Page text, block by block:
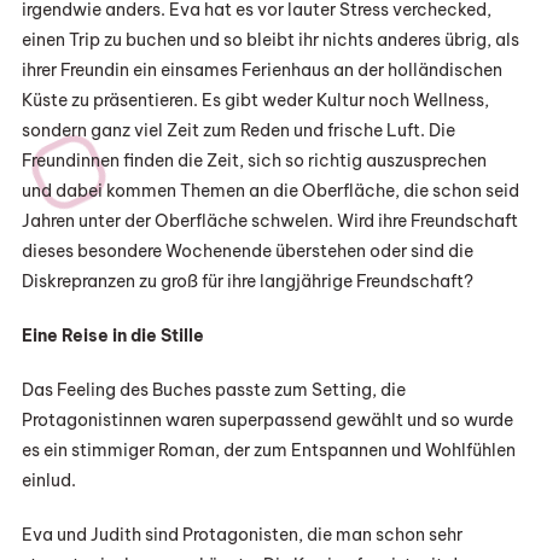
irgendwie anders. Eva hat es vor lauter Stress verchecked,
einen Trip zu buchen und so bleibt ihr nichts anderes übrig, als
ihrer Freundin ein einsames Ferienhaus an der holländischen
Küste zu präsentieren. Es gibt weder Kultur noch Wellness,
sondern ganz viel Zeit zum Reden und frische Luft. Die
Freundinnen finden die Zeit, sich so richtig auszusprechen
und dabei kommen Themen an die Oberfläche, die schon seid
Jahren unter der Oberfläche schwelen. Wird ihre Freundschaft
dieses besondere Wochenende überstehen oder sind die
Diskrepranzen zu groß für ihre langjährige Freundschaft?
Eine Reise in die Stille
Das Feeling des Buches passte zum Setting, die
Protagonistinnen waren superpassend gewählt und so wurde
es ein stimmiger Roman, der zum Entspannen und Wohlfühlen
einlud.
Eva und Judith sind Protagonisten, die man schon sehr